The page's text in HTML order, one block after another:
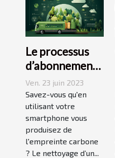
Le processus
d’abonnement
et de réduction
de votre
empreinte
carbone avec
un forfait
mobile
Ven. 23 juin 2023
Savez-vous qu'en
utilisant votre
smartphone vous
produisez de
l'empreinte carbone
? Le nettoyage d’un...